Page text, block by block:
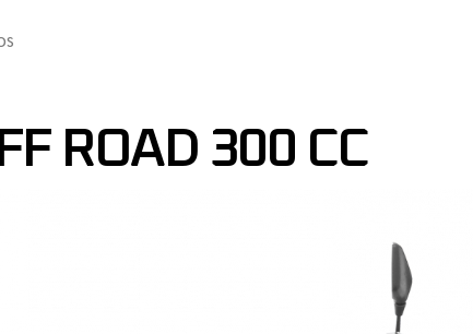
ROAD 300 CC